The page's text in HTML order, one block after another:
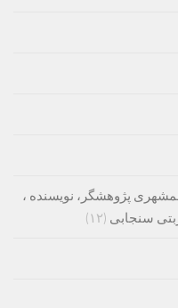
پژوهشگر، نویسنده ،
سنجابی (۱۲)